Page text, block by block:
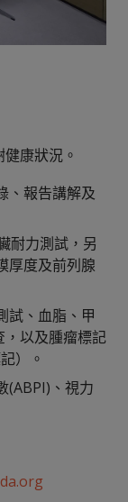
康狀況。
、報告講解及
耐力測試，另
厚度及前列腺
試、血脂、甲
以及腫瘤標記
）。
(ABPI)、視力